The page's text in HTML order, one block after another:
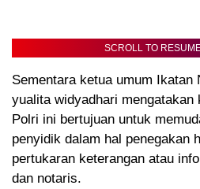
SCROLL TO
Sementara ketua umum Ikatan
yualita widyadhari
Polri ini bertujuan untuk
penyidik dalam hal penegakan
pertukaran keterangan atau
dan notaris.